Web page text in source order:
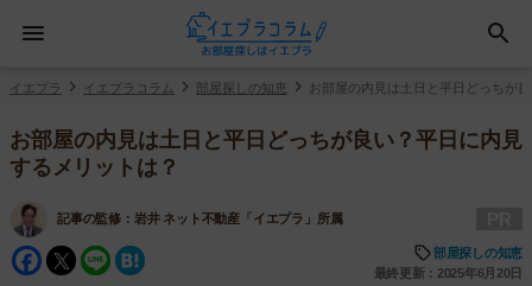
イエプラ イエプラコラム 部屋探しの知恵 お部屋の内見は土日と平日どっちが
お部屋の内見は土日と平日どっちが良い？平日に内見
するメリットは？
記事の監修： 岩井 ネット不動産「イエプラ」所属
Facebook
Twitter
Line
部屋探しの知恵
最終更新：2025年6月20日